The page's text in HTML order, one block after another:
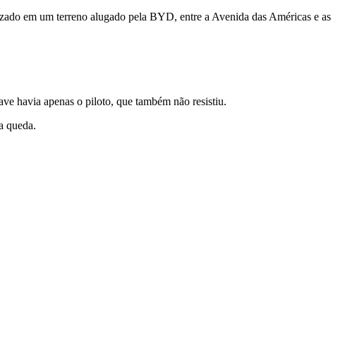
em um terreno alugado pela BYD, entre a Avenida das Américas e as
havia apenas o piloto, que também não resistiu.
queda.